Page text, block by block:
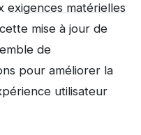
exigences matérielles
mise à jour de
de
pour améliorer la
utilisateur